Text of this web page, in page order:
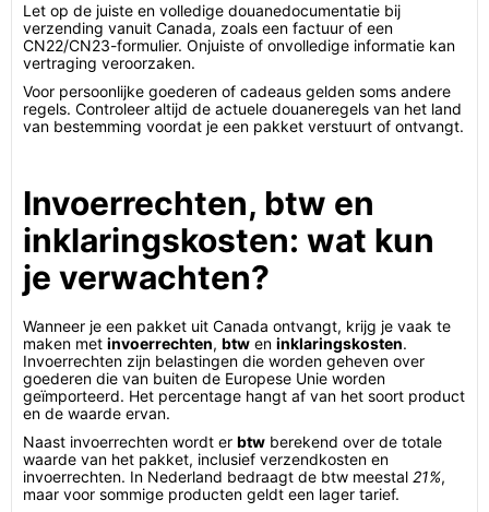
Let op de juiste en volledige douanedocumentatie bij
verzending vanuit Canada, zoals een factuur of een
CN22/CN23-formulier. Onjuiste of onvolledige informatie kan
vertraging veroorzaken.
Voor persoonlijke goederen of cadeaus gelden soms andere
regels. Controleer altijd de actuele douaneregels van het land
van bestemming voordat je een pakket verstuurt of ontvangt.
Invoerrechten, btw en
inklaringskosten: wat kun
je verwachten?
Wanneer je een pakket uit Canada ontvangt, krijg je vaak te
maken met invoerrechten, btw en inklaringskosten.
Invoerrechten zijn belastingen die worden geheven over
goederen die van buiten de Europese Unie worden
geïmporteerd. Het percentage hangt af van het soort product
en de waarde ervan.
Naast invoerrechten wordt er btw berekend over de totale
waarde van het pakket, inclusief verzendkosten en
invoerrechten. In Nederland bedraagt de btw meestal 21%,
maar voor sommige producten geldt een lager tarief.